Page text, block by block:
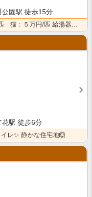
園駅 徒歩15分
ペット飼育可能。ペット礼金犬：３万円/匹 猫：５万円/匹 給湯器新品、生活保護の方歓迎！ ６５歳以上･･･
花駅 徒歩6分
レ✨ 静かな住宅地🙆